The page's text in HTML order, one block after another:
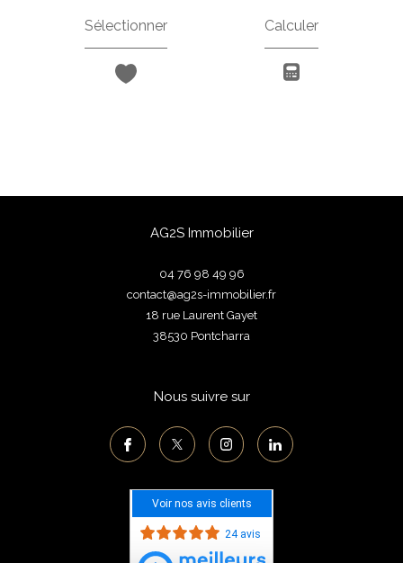
Sélectionner Calculer
AG2S Immobilier
04 76 98 49 96
contact@ag2s-immobilier.fr
18 rue Laurent Gayet
38530
pontcharra
Nous suivre sur
Voir nos avis clients
24 avis